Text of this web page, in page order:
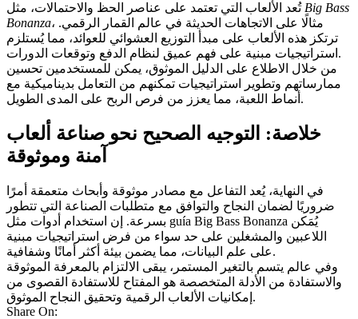
تُعد الألعاب التي تعتمد على عناصر الحظ والاحتمالات، مثل Big Bass
Bonanza، مثالًا على الاتجاهات الحديثة في عالم القمار الرقمي.
ترتكز هذه الألعاب على مبدأ التوزيع العشوائي للعوائد، مما يُستلزم
استراتيجيات مبنية على فهم عميق لنظام الدفع وتوقعات الدورات.
من خلال الاطلاع على الدليل الموثوق، يمكن للمستخدمين تحسين
ممارساتهم وتطوير استراتيجيات تمكنهم من التعامل بديناميكية مع
أنماط اللعبة، مما يعزز من فرص الربح على المدى الطويل.
خلاصة: التوجيه الصحيح نحو صناعة ألعاب
آمنة وموثوقة
في النهاية، يُعد التفاعل مع مصادر موثوقة وأبحاث متعمقة أمرًا
ضروريًا لضمان النجاح والتوافق مع متطلبات الصناعة التي تتطور
بسرعة. إن استخدام أدوات مثل guía Big Bass Bonanza يُمَكن
اللاعبين والمشغلين على حد سواء من فرض استراتيجيات مبنية
على علم البيانات، مما يضمن بيئة أكثر أمانًا وشفافية.
وفي عالم يتسم بالتغير المستمر، يبقى الالتزام بالمعرفة الموثوقة
والاستفادة من الأدلة المتخصصة هو المفتاح للاستفادة القصوى من
إمكانيات الألعاب الرقمية وتحقيق النجاح الموثوق.
Share On: